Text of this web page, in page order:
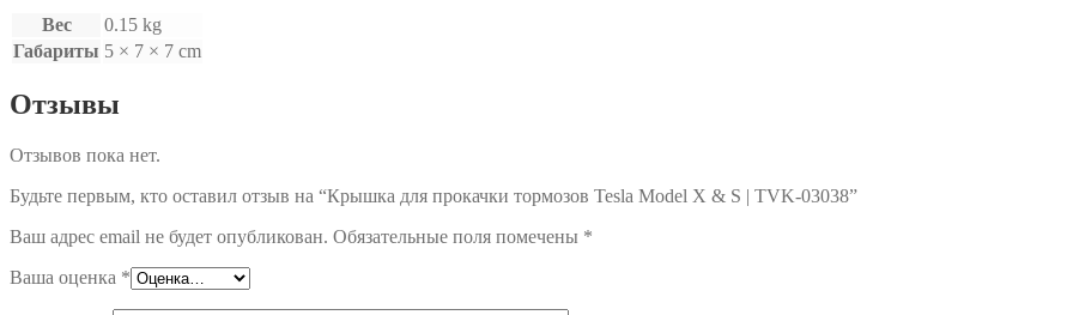
Вес
0.15 kg
Габариты 5 × 7 × 7 cm
Отзывы
Отзывов пока нет.
Будьте первым, кто оставил отзыв на “Крышка для прокачки тормозов Tesla Model X & S | TVK-03038”
Ваш адрес email не будет опубликован. Обязательные поля помечены *
Ваша оценка *